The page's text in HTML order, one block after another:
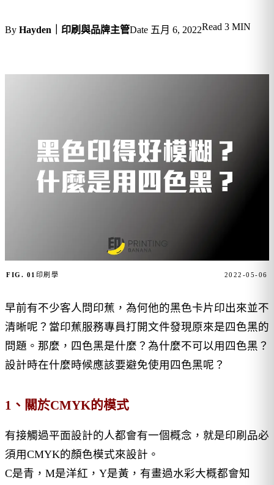
By Hayden｜印刷與品牌主管Date 五月 6, 2022Read 3 MIN
FIG. 01 印刷學 2022-05-06
早前有不少客人問印蕉，為何他的黑色卡片印出來並不
清晰呢？當印蕉服務專員打開文件發現原來是四色黑的
問題。那麼，四色黑是什麼？為什麼不可以用四色黑？
設計時在什麼時候應該要避免使用四色黑呢？
1、關於CMYK的模式
有接觸過平面設計的人都會有一個概念，就是印刷品必
須用CMYK的顏色模式來設計。
C是青，M是洋紅，Y是黃，有畫過水彩大概都會知